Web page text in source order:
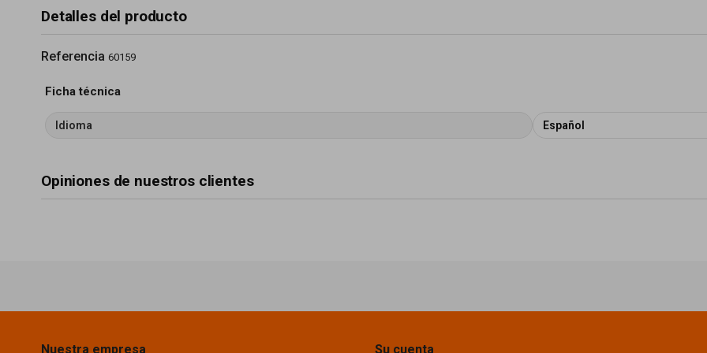
Detalles del producto
Referencia 60159
Ficha técnica
Idioma Español
Opiniones de nuestros clientes
Nuestra empresa Su cuenta